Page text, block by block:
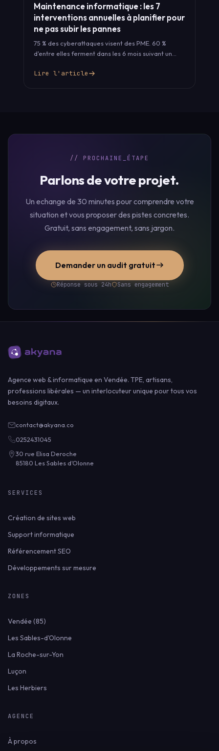
Maintenance informatique : les 7
interventions annuelles à planifier pour
ne pas subir les pannes
75 % des cyberattaques visent des PME. 60 %
d'entre elles ferment dans les 6 mois suivant un
Lire l'article
// PROCHAINE_ÉTAPE
Parlons de votre projet.
Un echange de 30 minutes pour comprendre votre
situation et vous proposer des pistes concretes.
Gratuit, sans engagement, sans jargon.
Demander un audit gratuit
Réponse sous 24h Sans engagement
Agence web & informatique en Vendée. TPE, artisans,
professions libérales — un interlocuteur unique pour tous vos
besoins digitaux.
contact@akyana.co
0252431045
30 rue Elisa Deroche
85180 Les Sables d'Olonne
SERVICES
Création de sites web
Support informatique
Référencement SEO
Développements sur mesure
ZONES
Vendée (85)
Les Sables-d'Olonne
La Roche-sur-Yon
Luçon
Les Herbiers
AGENCE
À propos